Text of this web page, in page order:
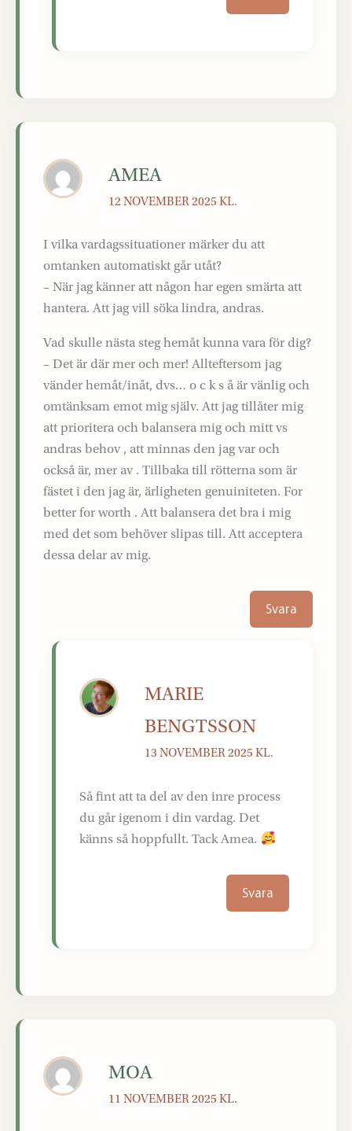
AMEA
12 NOVEMBER 2025 KL.
I vilka vardagssituationer märker du att
omtanken automatiskt går utåt?
– När jag känner att någon har egen smärta att
hantera. Att jag vill söka lindra, andras.
Vad skulle nästa steg hemåt kunna vara för dig?
– Det är där mer och mer! Allteftersom jag
vänder hemåt/inåt, dvs… o c k s å är vänlig och
omtänksam emot mig själv. Att jag tillåter mig
att prioritera och balansera mig och mitt vs
andras behov , att minnas den jag var och
också är, mer av . Tillbaka till rötterna som är
fästet i den jag är, ärligheten genuiniteten. For
better for worth . Att balansera det bra i mig
med det som behöver slipas till. Att acceptera
dessa delar av mig.
Svara
MARIE
BENGTSSON
13 NOVEMBER 2025 KL.
Så fint att ta del av den inre process
du går igenom i din vardag. Det
känns så hoppfullt. Tack Amea.
Svara
MOA
11 NOVEMBER 2025 KL.